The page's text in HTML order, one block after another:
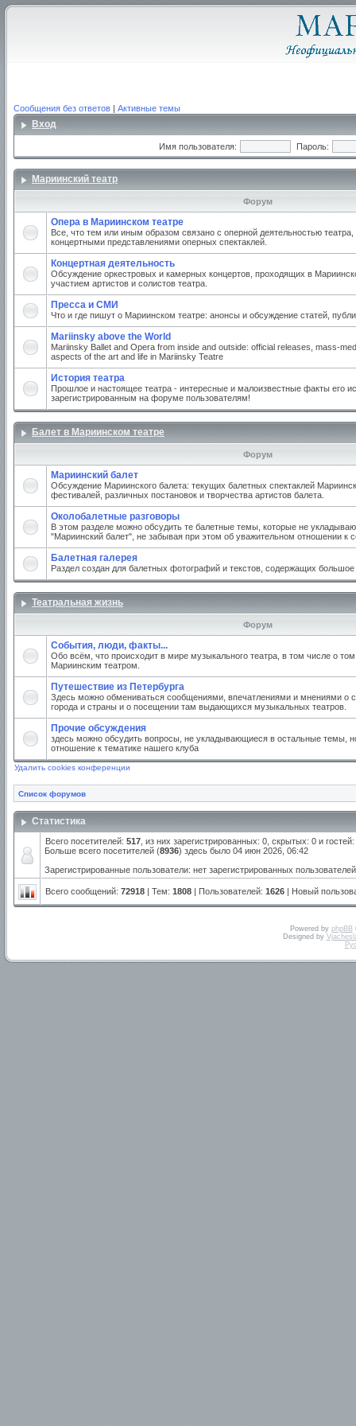
Сообщения без ответов | Активные темы
Вход
Имя пользователя: Пароль:
Мариинский театр
Форум
Опера в Мариинском театре
Все, что тем или иным образом связано с оперной деятельностью
концертными представлениями оперных спектаклей.
Концертная деятельность
Обсуждение оркестровых и камерных концертов, проходящих в
участием артистов и солистов театра.
Пресса и СМИ
Что и где пишут о Мариинском театре: анонсы и обсуждение статей,
Mariinsky above the World
Mariinsky Ballet and Opera from inside and outside: official releases, mass-
aspects of the art and life in Mariinsky Teatre
История театра
Прошлое и настоящее театра - интересные и малоизвестные факты его
зарегистрированным на форуме пользователям!
Балет в Мариинском театре
Форум
Мариинский балет
Обсуждение Мариинского балета: текущих балетных спектаклей
фестивалей, различных постановок и творчества артистов балета.
Околобалетные разговоры
В этом разделе можно обсудить те балетные темы, которые не
"Мариинский балет", не забывая при этом об уважительном отношении к
Балетная галерея
Раздел создан для балетных фотографий и текстов, содержащих
Театральная жизнь
Форум
События, люди, факты...
Обо всём, что происходит в мире музыкального театра, в том числе о
Мариинским театром.
Путешествие из Петербурга
Здесь можно обмениваться сообщениями, впечатлениями и мнениями о
города и страны и о посещении там выдающихся музыкальных театров.
Прочие обсуждения
здесь можно обсудить вопросы, не укладывающиеся в остальные темы,
отношение к тематике нашего клуба
Удалить cookies конференции
Список форумов
Статистика
Всего посетителей: 517 , из них зарегистрированных: 0, скрытых: 0 и
Больше всего посетителей (8936) здесь было 04 июн 2026, 06:42
Зарегистрированные пользователи: нет зарегистрированных пользователей
Всего сообщений: 72918 | Тем: 1808 | Пользователей: 1626 | Новый
Powered by phpBB
Designed by